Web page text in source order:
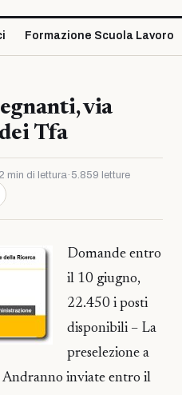
Formazione Scuola Lavoro
via
Tfa
2 min di lettura· 5.859 letture
Domande entro
il 10 giugno,
22.450 i posti
disponibili – La
preselezione a
Andranno inviate entro il